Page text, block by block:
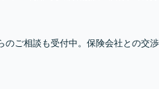
のご相談も受付中。保険会社との交